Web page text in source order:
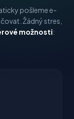
pošleme e-
Žádný stres,
možnosti: